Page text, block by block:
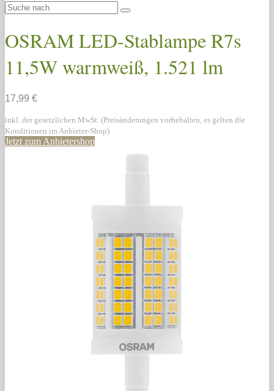
OSRAM LED-Stablampe R7s
11,5W warmweiß, 1.521 lm
17,99 €
inkl. der gesetzlichen MwSt. (Preisänderungen vorbehalten, es gelten die
Konditionen im Anbieter-Shop)
Jetzt zum Anbietershop